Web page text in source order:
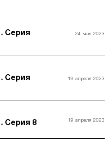
Серия
24 мая 2023
Серия
19 апреля 2023
Серия 8 19 апреля 2023